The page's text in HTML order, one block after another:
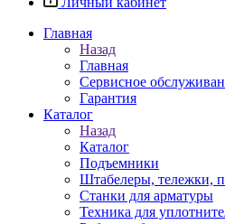
Главная
Назад
Главная
Сервисное
Гарантия
Каталог
Назад
Каталог
Подъемники
Штабелеры, тележки,
Станки для арматуры
Техника для